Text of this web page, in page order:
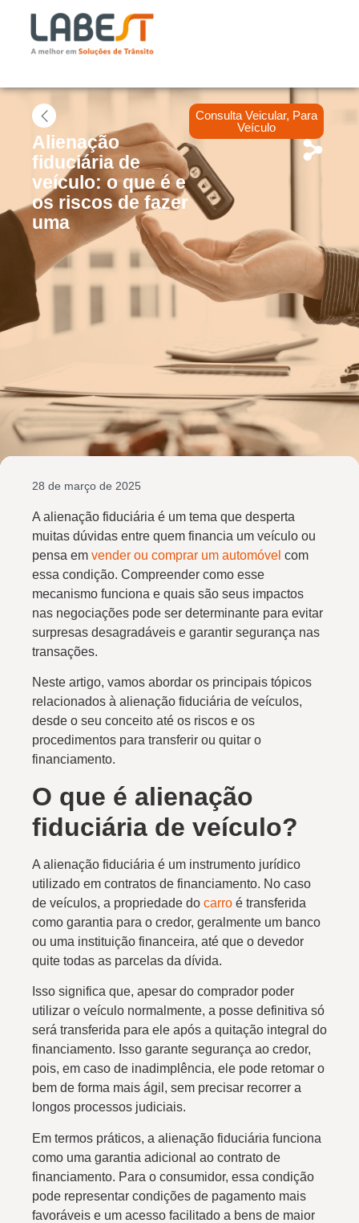
Alienação
fiduciária de
veículo: o que é e
os riscos de fazer
uma
Consulta Veicular, Para
Veículo
28 de março de 2025
A alienação fiduciária é um tema que desperta
muitas dúvidas entre quem financia um veículo ou
pensa em vender ou comprar um automóvel com
essa condição. Compreender como esse
mecanismo funciona e quais são seus impactos
nas negociações pode ser determinante para evitar
surpresas desagradáveis e garantir segurança nas
transações.
Neste artigo, vamos abordar os principais tópicos
relacionados à alienação fiduciária de veículos,
desde o seu conceito até os riscos e os
procedimentos para transferir ou quitar o
financiamento.
O que é alienação
fiduciária de veículo?
A alienação fiduciária é um instrumento jurídico
utilizado em contratos de financiamento. No caso
de veículos, a propriedade do carro é transferida
como garantia para o credor, geralmente um banco
ou uma instituição financeira, até que o devedor
quite todas as parcelas da dívida.
Isso significa que, apesar do comprador poder
utilizar o veículo normalmente, a posse definitiva só
será transferida para ele após a quitação integral do
financiamento. Isso garante segurança ao credor,
pois, em caso de inadimplência, ele pode retomar o
bem de forma mais ágil, sem precisar recorrer a
longos processos judiciais.
Em termos práticos, a alienação fiduciária funciona
como uma garantia adicional ao contrato de
financiamento. Para o consumidor, essa condição
pode representar condições de pagamento mais
favoráveis e um acesso facilitado a bens de maior